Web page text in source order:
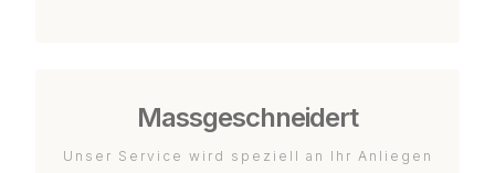
Massgeschneidert
Unser Service wird speziell an Ihr Anliegen